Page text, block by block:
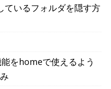
ているフォルダを隠す方
をhomeで使えるよう